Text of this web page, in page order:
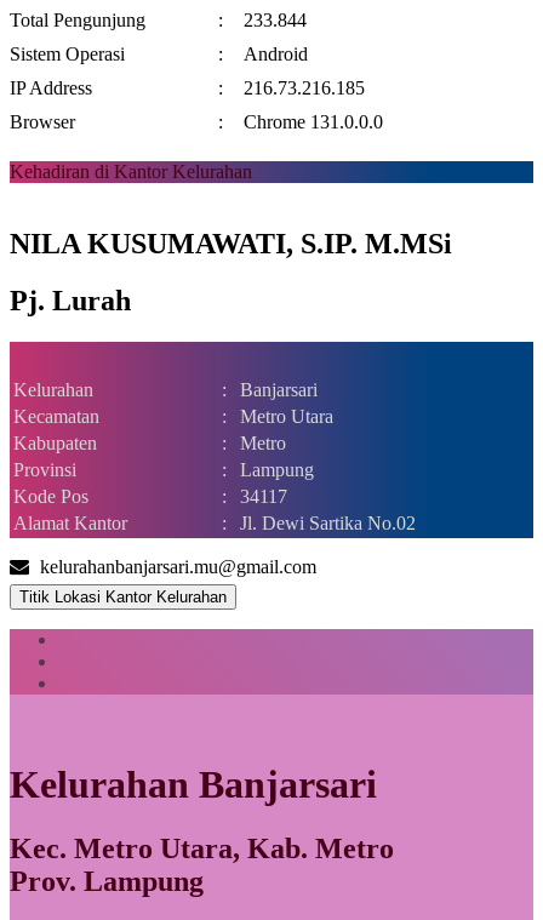
Total Pengunjung
:
233.844
Sistem Operasi
:
Android
IP Address
:
216.73.216.185
Browser
: Chrome 131.0.0.0
Kehadiran di Kantor Kelurahan
NILA KUSUMAWATI, S.IP. M.MSi
Pj. Lurah
Kelurahan :
Banjarsari
Kecamatan
:
Metro Utara
Kabupaten
:
Metro
Provinsi
:
Lampung
Kode Pos
:
34117
Alamat Kantor
: Jl. Dewi Sartika No.02
kelurahanbanjarsari.mu@gmail.com
Titik Lokasi Kantor Kelurahan
Kelurahan Banjarsari
Kec. Metro Utara, Kab. Metro
Prov. Lampung